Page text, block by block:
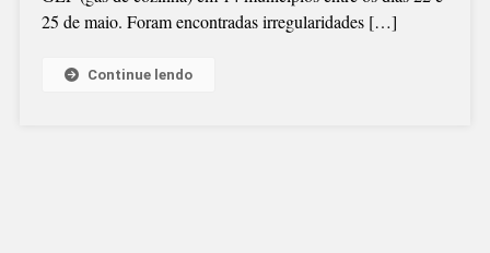
25 de maio. Foram encontradas irregularidades […]
Continue lendo